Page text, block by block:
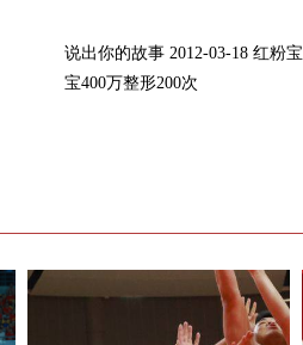
说出你的故事 2012-03-18 红粉宝
宝400万整形200次